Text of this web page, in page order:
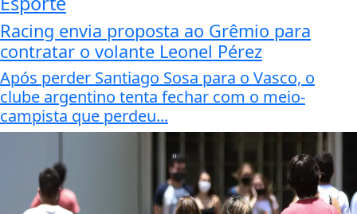
Racing envia proposta ao Grêmio para
contratar o volante Leonel Pérez
Após perder Santiago Sosa para o Vasco, o
clube argentino tenta fechar com o meio-
campista que perdeu...